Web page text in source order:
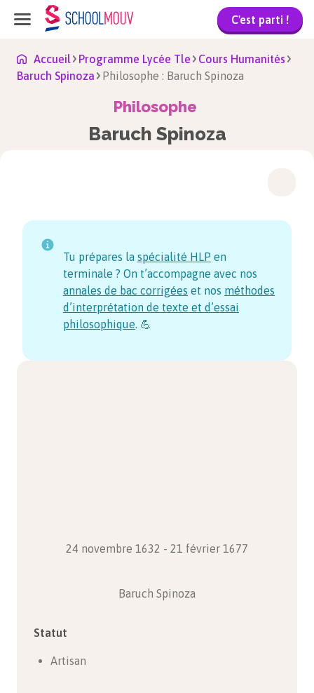
C'est parti !
Accueil Programme Lycée Tle
Cours Humanités
Baruch Spinoza
Philosophe : Baruch Spinoza
Philosophe
Baruch Spinoza
Tu prépares la spécialité HLP en
terminale ? On t’accompagne avec nos
annales de bac corrigées et nos méthodes
d’interprétation de texte et d’essai
philosophique. 💪
24 novembre 1632 - 21 février 1677
Baruch Spinoza
Statut
Artisan